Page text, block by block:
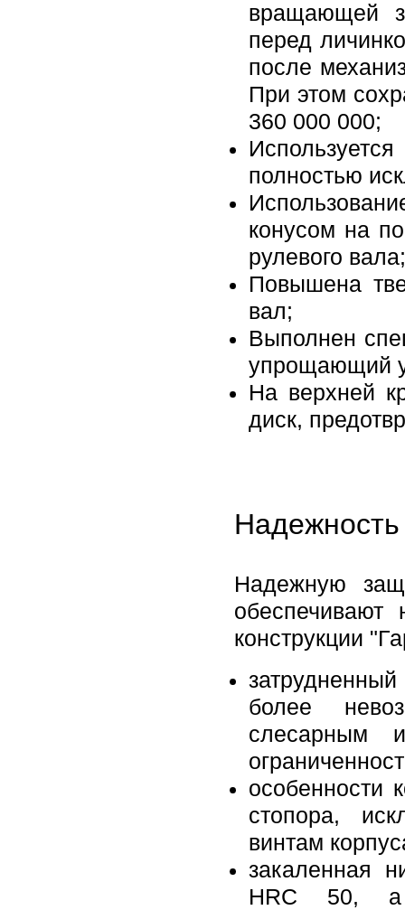
вращающей
перед
после
При этом
360 000 000;
полностью
конусом на
рулевого вала;
Повышена
вал;
Выполнен
упрощающий
На верхней
диск,
Надежную
обеспечивают
конструкции
более
слесарным
особенности
стопора,
винтам
закаленная
HRC 50, а